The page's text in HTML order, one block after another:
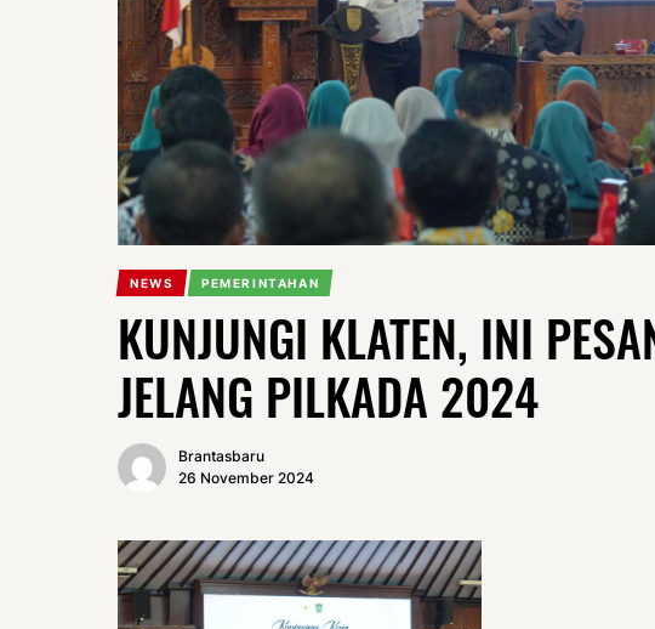
NEWS PEMERINTAHAN
KUNJUNGI KLATEN, INI
JELANG PILKADA 2024
Brantasbaru
26 November 2024